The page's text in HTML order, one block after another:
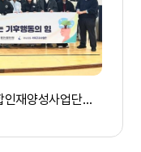
[단국대학교] 사회구조변화대응융합인재양성사업단, '지속가능한 지구환경을 위한 기후행동 캠페인' 개최(25/11/24)